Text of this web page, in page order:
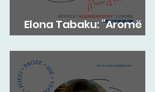
Elona Tabaku: "Aromë
gjethi"